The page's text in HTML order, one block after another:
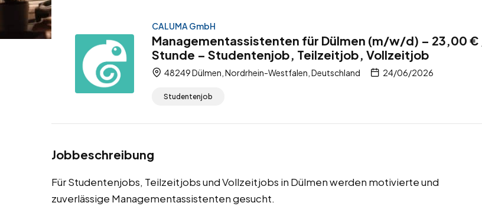
CALUMA GmbH
Managementassistenten für Dülmen (m/w/d) – 23,00
Stunde – Studentenjob, Teilzeitjob, Vollzeitjob
48249 Dülmen, Nordrhein-Westfalen, Deutschland 24/06/2026
Studentenjob
Jobbeschreibung
Für Studentenjobs, Teilzeitjobs und Vollzeitjobs in Dülmen werden motivierte und
zuverlässige Managementassistenten gesucht.